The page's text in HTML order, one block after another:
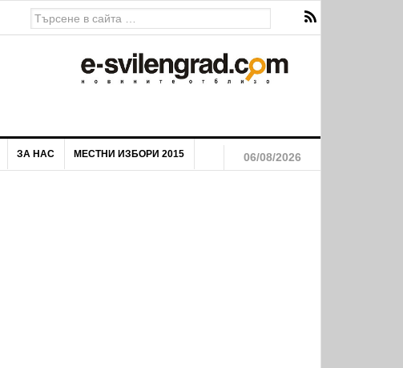
ЗА НАС МЕСТНИ ИЗБОРИ 2015 06/08/2026